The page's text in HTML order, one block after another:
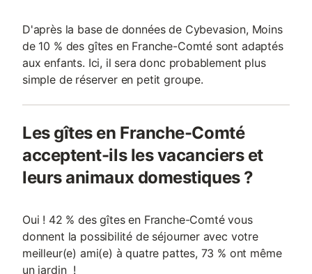
D'après la base de données de Cybevasion, Moins
de 10 % des gîtes en Franche-Comté sont adaptés
aux enfants. Ici, il sera donc probablement plus
simple de réserver en petit groupe.
Les gîtes en Franche-Comté
acceptent-ils les vacanciers et
leurs animaux domestiques ?
Oui ! 42 % des gîtes en Franche-Comté vous
donnent la possibilité de séjourner avec votre
meilleur(e) ami(e) à quatre pattes, 73 % ont même
un jardin !